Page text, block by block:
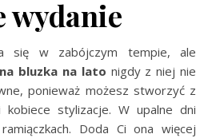
wydanie
się w zabójczym tempie, ale
bluzka na lato nigdyz niej nie
ponieważ możesz stworzyć z
stylizacje. W upalne dni
Doda Ci ona więcej